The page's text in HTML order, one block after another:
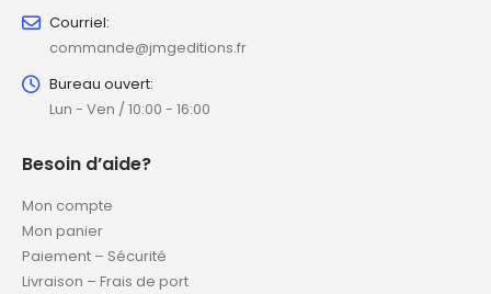
Courriel:
commande@jmgeditions.fr
Bureau ouvert:
Lun - Ven / 10:00 - 16:00
Besoin d’aide?
Mon compte
Mon panier
Paiement – Sécurité
Livraison – Frais de port